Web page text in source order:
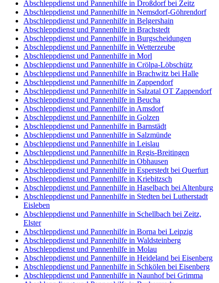
Abschleppdienst und Pannenhilfe in Droßdorf bei Zeitz
Abschleppdienst und Pannenhilfe in Nemsdorf-Göhrendorf
Abschleppdienst und Pannenhilfe in Belgershain
Abschleppdienst und Pannenhilfe in Brachstedt
Abschleppdienst und Pannenhilfe in Burgscheidungen
Abschleppdienst und Pannenhilfe in Wetterzeube
Abschleppdienst und Pannenhilfe in Morl
Abschleppdienst und Pannenhilfe in Crölpa-Löbschütz
Abschleppdienst und Pannenhilfe in Brachwitz bei Halle
Abschleppdienst und Pannenhilfe in Zappendorf
Abschleppdienst und Pannenhilfe in Salzatal OT Zappendorf
Abschleppdienst und Pannenhilfe in Beucha
Abschleppdienst und Pannenhilfe in Amsdorf
Abschleppdienst und Pannenhilfe in Golzen
Abschleppdienst und Pannenhilfe in Barnstädt
Abschleppdienst und Pannenhilfe in Salzmünde
Abschleppdienst und Pannenhilfe in Leislau
Abschleppdienst und Pannenhilfe in Regis-Breitingen
Abschleppdienst und Pannenhilfe in Obhausen
Abschleppdienst und Pannenhilfe in Esperstedt bei Querfurt
Abschleppdienst und Pannenhilfe in Kriebitzsch
Abschleppdienst und Pannenhilfe in Haselbach bei Altenburg
Abschleppdienst und Pannenhilfe in Stedten bei Lutherstadt
Eisleben
Abschleppdienst und Pannenhilfe in Schellbach bei Zeitz,
Elster
Abschleppdienst und Pannenhilfe in Borna bei Leipzig
Abschleppdienst und Pannenhilfe in Waldsteinberg
Abschleppdienst und Pannenhilfe in Molau
Abschleppdienst und Pannenhilfe in Heideland bei Eisenberg
Abschleppdienst und Pannenhilfe in Schkölen bei Eisenberg
Abschleppdienst und Pannenhilfe in Naunhof bei Grimma